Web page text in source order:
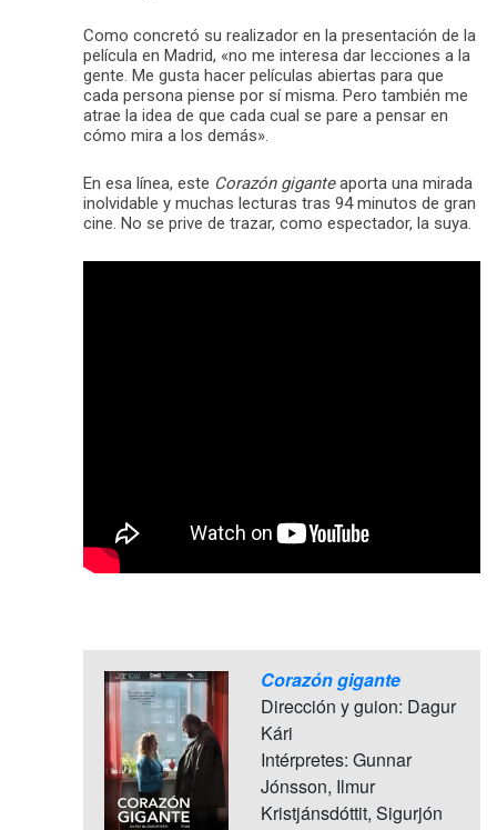
Como concretó su realizador en la presentación de la
película en Madrid, «no me interesa dar lecciones a la
gente. Me gusta hacer películas abiertas para que
cada persona piense por sí misma. Pero también me
atrae la idea de que cada cual se pare a pensar en
cómo mira a los demás».
En esa línea, este Corazón giganteaporta una mirada
inolvidable y muchas lecturas tras 94 minutos de gran
cine. No se prive de trazar, como espectador, la suya.
Corazón gigante
Dirección y guion: Dagur
Kári
Intérpretes: Gunnar
Jónsson, Ilmur
Kristjánsdóttit, Sigurjón